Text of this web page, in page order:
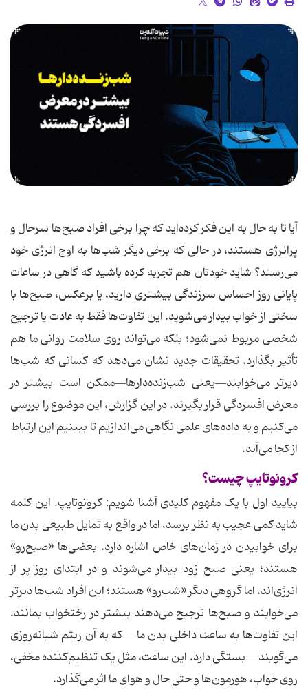
آیا تا به حال به این فکر کرده‌اید که چرا برخی افراد صبح‌ها سرحال و
پرانرژی هستند، در حالی که برخی دیگر شب‌ها به اوج انرژی خود
می‌رسند؟ شاید خودتان هم تجربه کرده باشید که گاهی در ساعات
پایانی روز احساس سرزندگی بیشتری دارید، یا برعکس، صبح‌ها با
سختی از خواب بیدار می‌شوید. این تفاوت‌ها فقط به عادت یا ترجیح
شخصی مربوط نمی‌شود؛ بلکه می‌تواند روی سلامت روانی ما هم
تأثیر بگذارد. تحقیقات جدید نشان می‌دهد که کسانی که شب‌ها
دیرتر می‌خوابند—یعنی شب‌زنده‌دارها—ممکن است بیشتر در
معرض افسردگی قرار بگیرند. در این گزارش، این موضوع را بررسی
می‌کنیم و به داده‌های علمی نگاهی می‌اندازیم تا ببینیم این ارتباط
از کجا می‌آید.
کرونوتایپ چیست؟
بیایید اول با یک مفهوم کلیدی آشنا شویم: کرونوتایپ. این کلمه
شاید کمی عجیب به نظر برسد، اما در واقع به تمایل طبیعی بدن ما
برای خوابیدن در زمان‌های خاص اشاره دارد. بعضی‌ها «صبح‌رو»
هستند؛ یعنی صبح زود بیدار می‌شوند و در ابتدای روز پر از
انرژی‌اند. اما گروهی دیگر «شب‌رو» هستند؛ این افراد شب‌ها دیرتر
می‌خوابند و صبح‌ها ترجیح می‌دهند بیشتر در رختخواب بمانند.
این تفاوت‌ها به ساعت داخلی بدن ما —که به آن ریتم شبانه‌روزی
می‌گویند— بستگی دارد. این ساعت، مثل یک تنظیم‌کننده مخفی،
روی خواب، هورمون‌ها و حتی حال و هوای ما اثر می‌گذارد.